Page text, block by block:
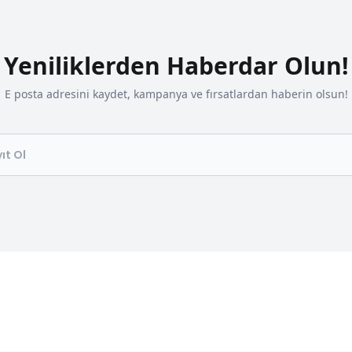
Yeniliklerden Haberdar Olun!
E posta adresini kaydet, kampanya ve fırsatlardan haberin olsun!